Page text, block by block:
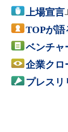
上場宣言
TOPが語
ベンチャ
企業クロ
プレスリ